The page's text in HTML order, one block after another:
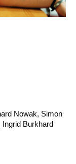
Nowak, Simon
Burkhard